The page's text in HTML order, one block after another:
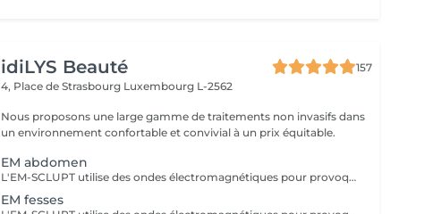
idiLYS Beauté
157
4, Place de Strasbourg Luxembourg L-2562
Nous proposons une large gamme de traitements non invasifs dans
un environnement confortable et convivial à un prix équitable.
EM abdomen
L'EM-SCLUPT utilise des ondes électromagnétiques pour provoquer des contractions musculaires intenses afin de tonifier les muscles et réduire la graisse. La LUMINOTHÉRAPIE du visage consiste à exposer la peau à des lumières LED afin de stimuler le renouvellement cellulaire et améliorer l'éclat du teint.
EM fesses